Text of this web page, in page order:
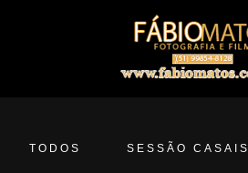
TODOS SESSÃO CASAIS